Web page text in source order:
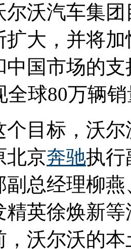
尔沃汽车集
扩大，并将
中国市场的
全球80万辆
个目标，沃
北京奔驰执行
副总经理柳燕
精英徐焕新
，沃尔沃的